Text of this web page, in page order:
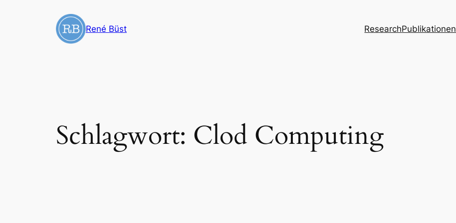
René Büst ResearchPublikationen
Schlagwort: Clod Computing